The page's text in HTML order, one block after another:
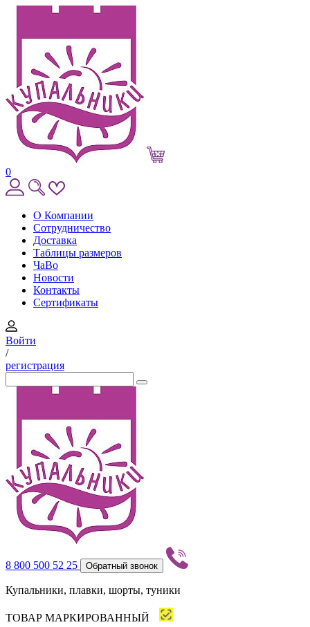
0
О Компании
Сотрудничество
Доставка
Таблицы размеров
ЧаВо
Новости
Контакты
Сертификаты
Войти
/
регистрация
8 800 500 52 25 Обратный звонок
Купальники, плавки, шорты, туники
ТОВАР МАРКИРОВАННЫЙ